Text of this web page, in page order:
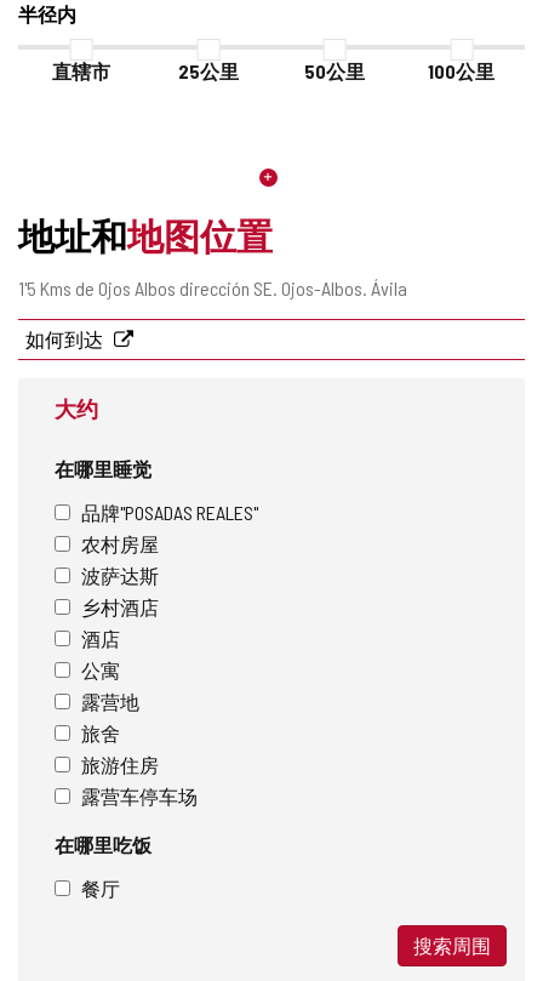
半径内
直辖市 25公里 50公里 100公里
地址和地图位置
邮
地
址
1'5 Kms de Ojos Albos dirección SE. Ojos-Albos. Ávila
如何到达
大约
在哪里睡觉
品牌"POSADAS REALES"
农村房屋
波萨达斯
乡村酒店
酒店
公寓
露营地
旅舍
旅游住房
露营车停车场
在哪里吃饭
餐厅
搜索周围